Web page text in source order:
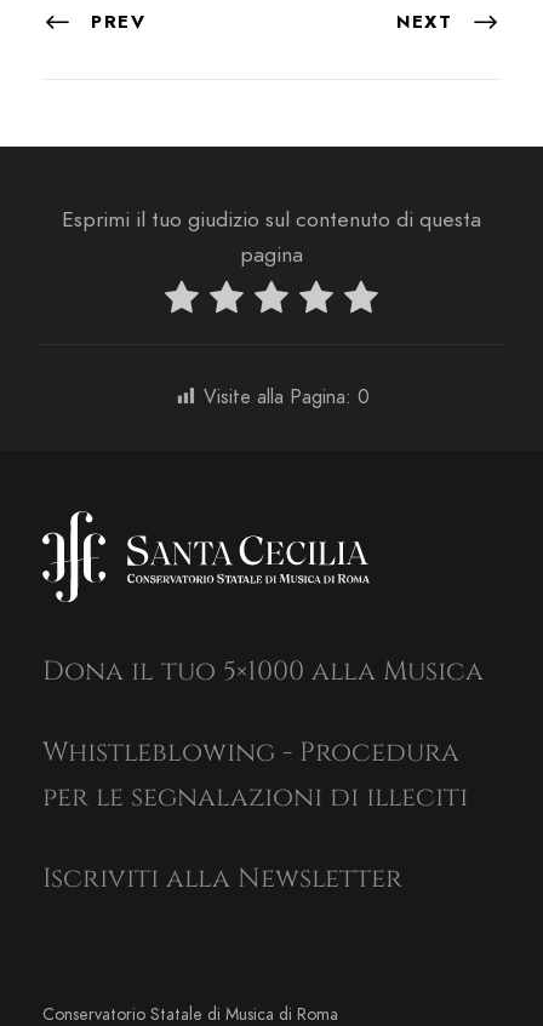
PREV NEXT
Esprimi il tuo giudizio sul contenuto di questa
pagina
Visite alla Pagina: 0
Dona il tuo 5×1000 alla Musica
Whistleblowing - Procedura
per le segnalazioni di illeciti
Iscriviti alla Newsletter
Conservatorio Statale di Musica di Roma